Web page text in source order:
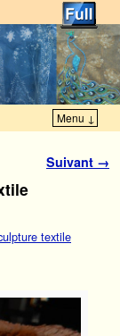
Menu ↓
Suivant →
textile